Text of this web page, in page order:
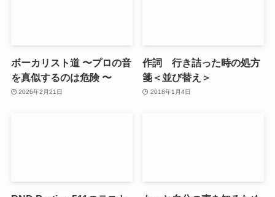
ボーカリスト道 〜プロの音
を真似するのは危険 〜
2026年2月21日
作詞 行き詰った時の処方
箋＜並び替え＞
2018年1月4日